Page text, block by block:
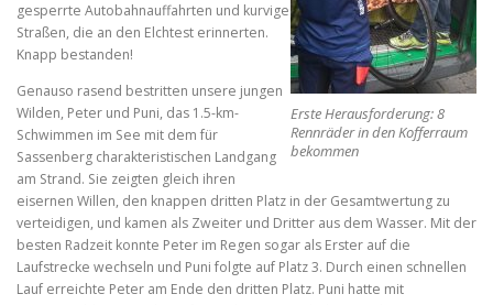
Erste Herausforderung: 8
Rennräder in den Kofferraum
bekommen
gesperrte Autobahnauffahrten und kurvige
Straßen, die an den Elchtest erinnerten.
Knapp bestanden!
Genauso rasend bestritten unsere jungen
Wilden, Peter und Puni, das 1.5-km-
Schwimmen im See mit dem für
Sassenberg charakteristischen Landgang
am Strand. Sie zeigten gleich ihren
eisernen Willen, den knappen dritten Platz in der Gesamtwertung zu
verteidigen, und kamen als Zweiter und Dritter aus dem Wasser. Mit der
besten Radzeit konnte Peter im Regen sogar als Erster auf die
Laufstrecke wechseln und Puni folgte auf Platz 3. Durch einen schnellen
Lauf erreichte Peter am Ende den dritten Platz. Puni hatte mit